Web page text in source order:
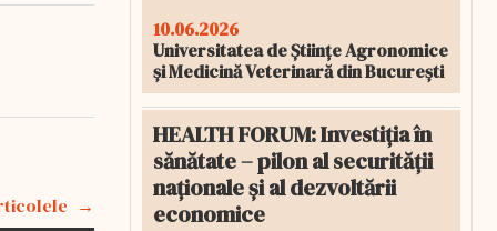
10.06.2026
Universitatea de Științe Agronomice
și Medicină Veterinară din București
HEALTH FORUM: Investiția în
sănătate – pilon al securității
naționale și al dezvoltării
economice